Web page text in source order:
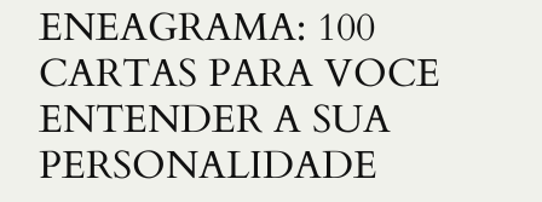
ENEAGRAMA: 100
CARTAS PARA VOCE
ENTENDER A SUA
PERSONALIDADE